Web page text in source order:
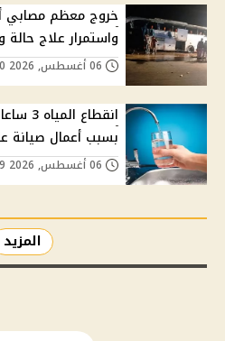
خروج معظم مصابي
واستمرار علاج
بسبب أعمال صيانة
المزيد